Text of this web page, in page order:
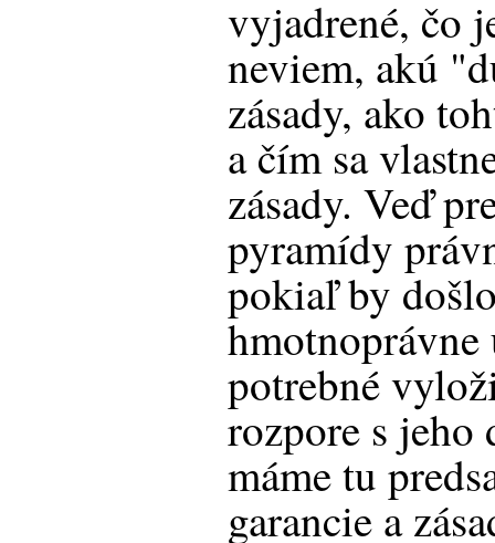
vyjadrené, čo
neviem, akú
zásady, ako
a čím sa
zásady. Veď
pyramídy
pokiaľ by
hmotnoprávne
potrebné
rozpore s
máme tu
garancie a